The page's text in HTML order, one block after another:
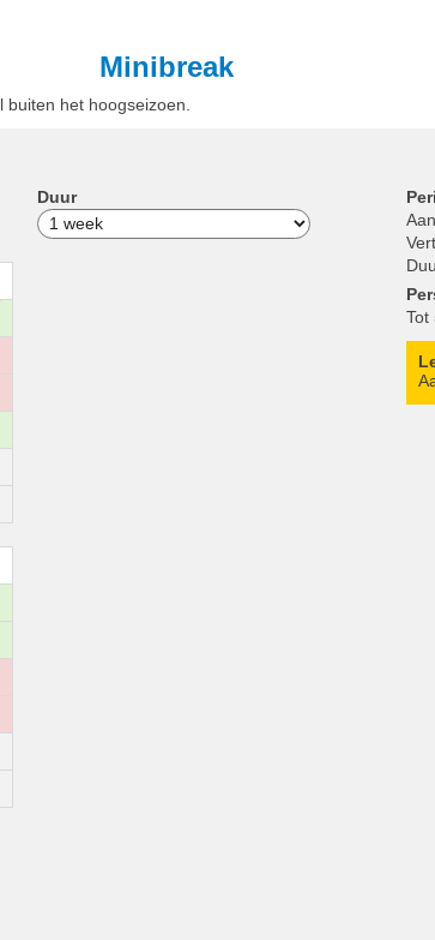
Minibreak
het hoogseizoen.
Duur
Tot